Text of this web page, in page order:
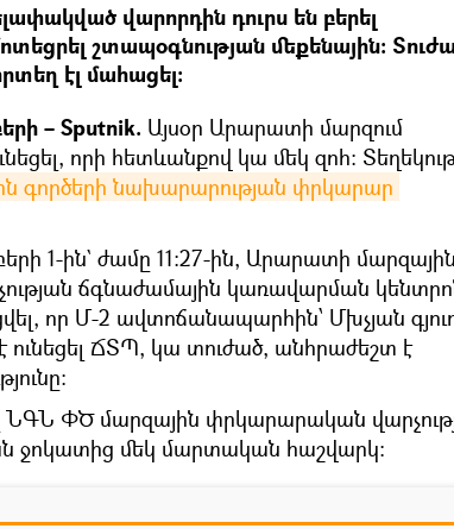
վարորդին դուրս են բերել
շտապօգնության մեքենային։
էլ մահացել։
– Sputnik. Այսօր Արարատի մարզում
որի հետևանքով կա մեկ զոհ։
գործերի նախարարության փրկարար
1-ին` ժամը 11:27-ին, Արարատի մարզային
ճգնաժամային կառավարման
որ Մ-2 ավտոճանապարհին՝ Մխչյան
ունեցել ՃՏՊ, կա տուժած, անհրաժեշտ է
ՆԳՆ ՓԾ մարզային փրկարարական
ջոկատից մեկ մարտական հաշվարկ։